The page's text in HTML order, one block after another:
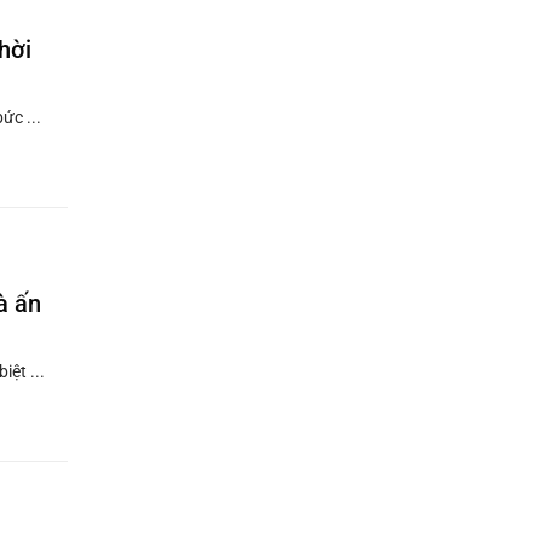
...
ấn
...